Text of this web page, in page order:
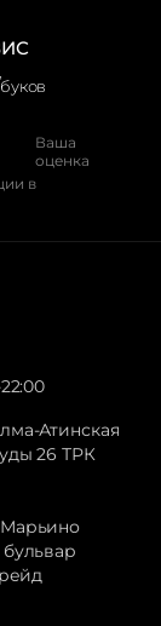
Ваша
оценка
в
Атинская
26 ТРК